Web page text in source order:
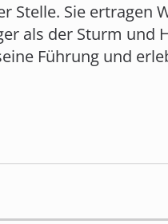
Sie ertragen
als der Sturm und
Führung und